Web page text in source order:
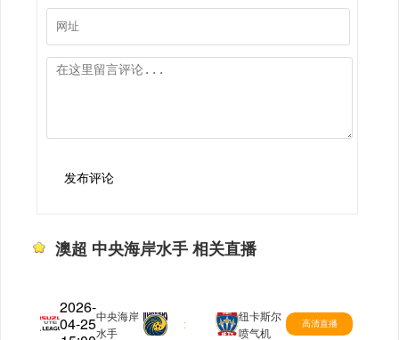
发布评论
澳超 中央海岸水手 相关直播
2026-
04-25澳超
中央海岸
水手
:
纽卡斯尔
喷气机
高清直播